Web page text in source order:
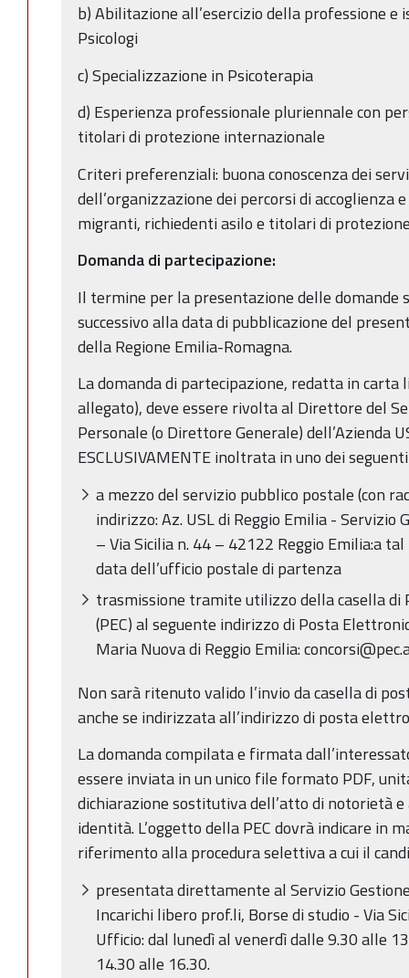
b) Abilitazione all’esercizio della professione e
Psicologi
c) Specializzazione in Psicoterapia
d) Esperienza professionale pluriennale con
titolari di protezione internazionale
Criteri preferenziali: buona conoscenza dei
dell’organizzazione dei percorsi di accoglienza
migranti, richiedenti asilo e titolari di
Domanda di partecipazione:
Il termine per la presentazione delle domande
successivo alla data di pubblicazione del
della Regione Emilia-Romagna.
La domanda di partecipazione, redatta in carta
allegato), deve essere rivolta al Direttore del
Personale (o Direttore Generale) dell’Azienda
ESCLUSIVAMENTE inoltrata in uno dei
a mezzo del servizio pubblico postale (con
indirizzo: Az. USL di Reggio Emilia - Servizio
– Via Sicilia n. 44 – 42122 Reggio Emilia:a
data dell’ufficio postale di partenza
trasmissione tramite utilizzo della casella
(PEC) al seguente indirizzo di Posta
Maria Nuova di Reggio Emilia:
Non sarà ritenuto valido l’invio da casella di
anche se indirizzata all’indirizzo di posta
La domanda compilata e firmata
essere inviata in un unico file formato PDF,
dichiarazione sostitutiva dell’atto di notorietà
identità. L’oggetto della PEC dovrà indicare in
riferimento alla procedura selettiva a cui il
presentata direttamente al Servizio
Incarichi libero prof.li, Borse di studio - Via
Ufficio: dal lunedì al venerdì dalle 9.30 alle
14.30 alle 16.30.